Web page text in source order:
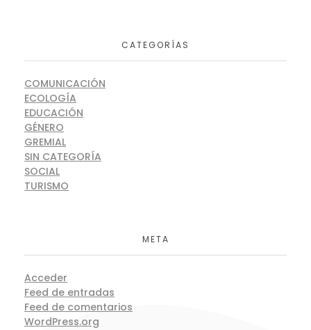
CATEGORÍAS
COMUNICACIÓN
ECOLOGÍA
EDUCACIÓN
GÉNERO
GREMIAL
SIN CATEGORÍA
SOCIAL
TURISMO
META
Acceder
Feed de entradas
Feed de comentarios
WordPress.org